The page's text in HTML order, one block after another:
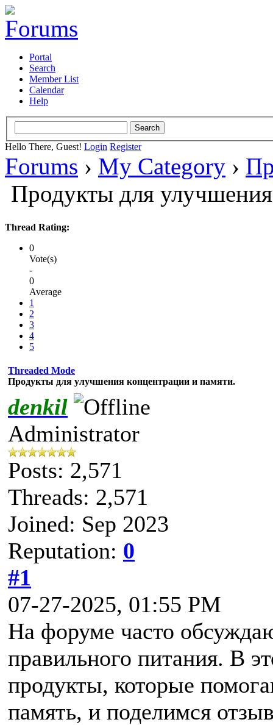
Portal
Search
Member List
Calendar
Help
Hello There, Guest! Login Register
Forums › My Category ›
Продукты для
Thread Rating:
0
Vote(s)
-
0
Average
1
2
3
4
5
Threaded Mode
Продукты для улучшения концентрации и памяти.
denkil
Administrator
Posts: 2,571
Threads: 2,571
Joined: Sep 2023
Reputation: 0
#1
07-27-2025, 01:55 PM
На форуме часто
правильного питания. В
продукты, которые
память, и поделимся